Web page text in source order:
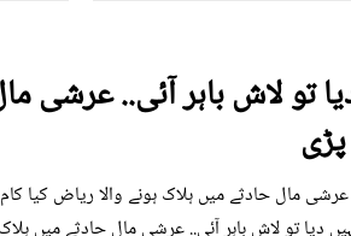
تو لاش باہر آئی.. عرشی
عرشی مال حادثے میں ہلاک ہونے والا ریاض کیا
دیا تو لاش باہر آئی.. عرشی مال حادثے میں